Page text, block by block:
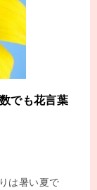
でも花言葉
は暑い夏で